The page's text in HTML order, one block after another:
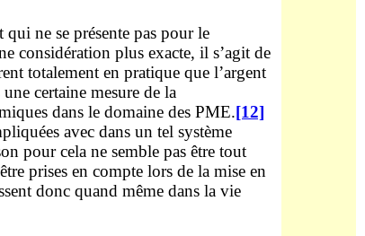
ne se présente pas pour le
considération plus exacte, il s’agit de
totalement en pratique que l’argent
certaine mesure de la
dans le domaine des PME.[12]
avec dans un tel système
pour cela ne semble pas être tout
prises en compte lors de la mise en
donc quand même dans la vie